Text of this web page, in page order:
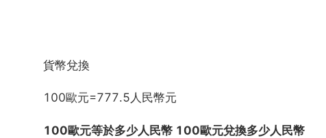
貨幣兌換
100歐元=777.5人民幣元
100歐元等於多少人民幣 100歐元兌換多少人民幣